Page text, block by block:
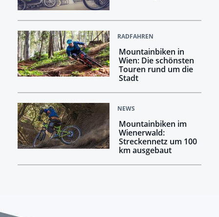
RADFAHREN
Mountainbiken in
Wien: Die schönsten
Touren rund um die
Stadt
NEWS
Mountainbiken im
Wienerwald:
Streckennetz um 100
km ausgebaut